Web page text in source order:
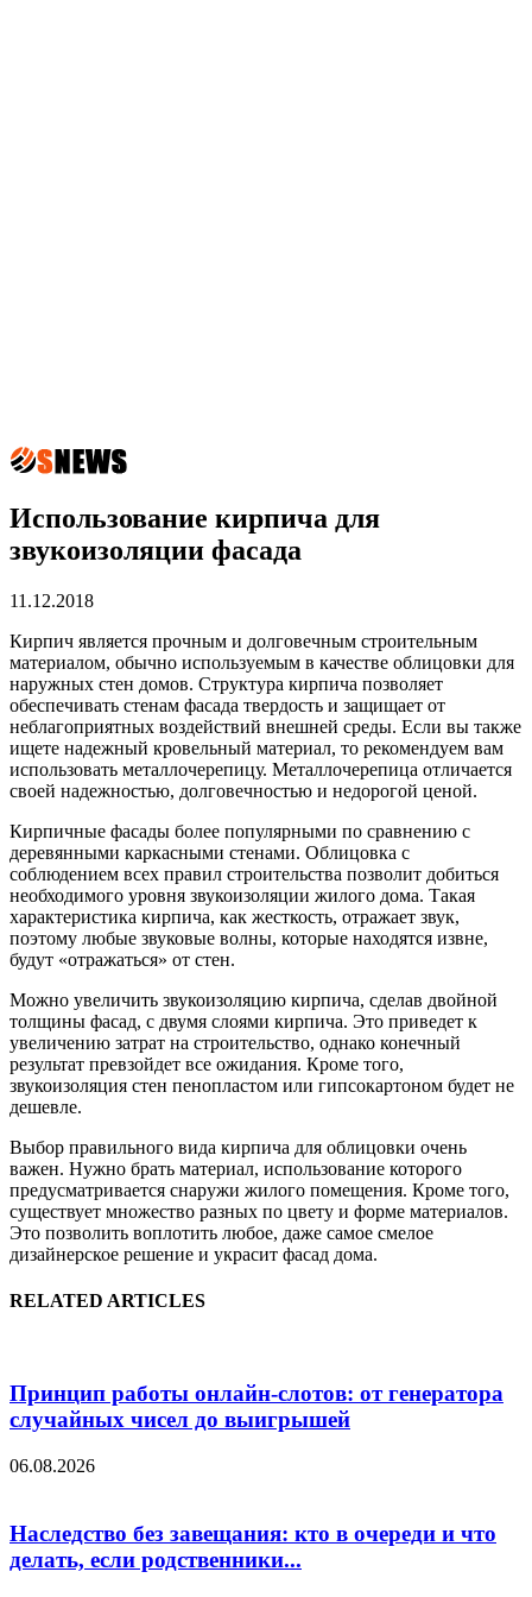
Использование кирпича для
звукоизоляции фасада
11.12.2018
Кирпич является прочным и долговечным строительным
материалом, обычно используемым в качестве облицовки для
наружных стен домов. Структура кирпича позволяет
обеспечивать стенам фасада твердость и защищает от
неблагоприятных воздействий внешней среды. Если вы также
ищете надежный кровельный материал, то рекомендуем вам
использовать металлочерепицу. Металлочерепица отличается
своей надежностью, долговечностью и недорогой ценой.
Кирпичные фасады более популярными по сравнению с
деревянными каркасными стенами. Облицовка с
соблюдением всех правил строительства позволит добиться
необходимого уровня звукоизоляции жилого дома. Такая
характеристика кирпича, как жесткость, отражает звук,
поэтому любые звуковые волны, которые находятся извне,
будут «отражаться» от стен.
Можно увеличить звукоизоляцию кирпича, сделав двойной
толщины фасад, с двумя слоями кирпича. Это приведет к
увеличению затрат на строительство, однако конечный
результат превзойдет все ожидания. Кроме того,
звукоизоляция стен пенопластом или гипсокартоном будет не
дешевле.
Выбор правильного вида кирпича для облицовки очень
важен. Нужно брать материал, использование которого
предусматривается снаружи жилого помещения. Кроме того,
существует множество разных по цвету и форме материалов.
Это позволить воплотить любое, даже самое смелое
дизайнерское решение и украсит фасад дома.
RELATED ARTICLES
Принцип работы онлайн-слотов: от генератора
случайных чисел до выигрышей
06.08.2026
Наследство без завещания: кто в очереди и что
делать, если родственники...